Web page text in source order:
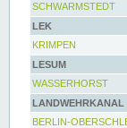
SCHWARMSTEDT
LEK
KRIMPEN
LESUM
WASSERHORST
LANDWEHRKANAL
BERLIN-